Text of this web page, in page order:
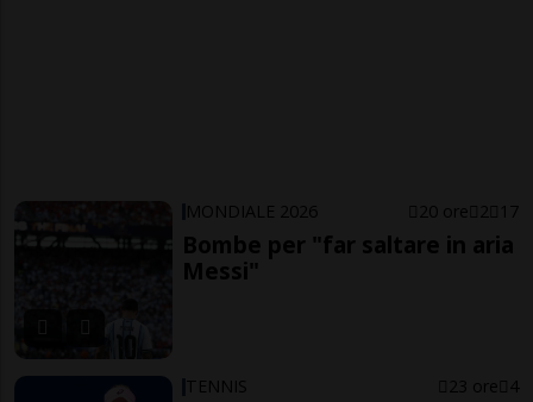
MONDIALE 2026 20 ore 2 17
Bombe per "far saltare in aria
Messi"
TENNIS 23 ore 4